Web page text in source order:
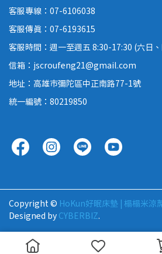
客服專線：07-6106038
客服傳真：07-6193615
客服時間：週一至週五 8:30-17:30 (六日
信箱：jscroufeng21@gmail.com
地址：高雄市彌陀區中正南路77-1號
統一編號：80219850
Copyright © HoKun好眠床墊 | 榻榻米涼
Designed by CYBERBIZ.